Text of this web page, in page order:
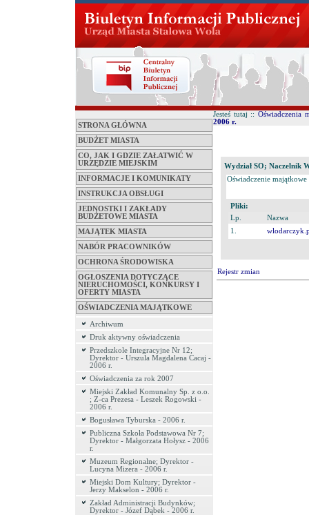
STRONA GŁÓWNA
BUDŻET MIASTA
CO, JAK I GDZIE ZAŁATWIĆ W
URZĘDZIE MIEJSKIM
INFORMACJE I KOMUNIKATY
INSTRUKCJA OBSŁUGI
JEDNOSTKI I ZAKŁADY
BUDŻETOWE MIASTA
MAJĄTEK MIASTA
NABÓR PRACOWNIKÓW
OCHRONA ŚRODOWISKA
OGŁOSZENIA DOTYCZĄCE
NIERUCHOMOŚCI, KONKURSY I
OFERTY MIASTA
OŚWIADCZENIA MAJĄTKOWE
Archiwum
Druk aktywny oświadczenia
Przedszkole Integracyjne Nr 12;
Dyrektor - Urszula Magdalena Cacaj -
2006 r.
Oświadczenia za rok 2007
Miejski Zakład Komunalny Sp. z o.o.
; Z-ca Prezesa - Leszek Rogowski -
2006 r.
Bogusława Tyburska - 2006 r.
Publiczna Szkoła Podstawowa Nr 7;
Dyrektor - Małgorzata Hołysz - 2006
r.
Muzeum Regionalne; Dyrektor -
Lucyna Mizera - 2006 r.
Miejski Dom Kultury; Dyrektor -
Jerzy Makselon - 2006 r.
Zakład Administracji Budynków;
Dyrektor - Józef Dąbek - 2006 r.
Jesteś tutaj ::Oświadczenia
2006 r.
Wydział SO; Naczelnik
Oświadczenie
Pliki:
Lp.
Nazwa
1.
Rejestr zmian